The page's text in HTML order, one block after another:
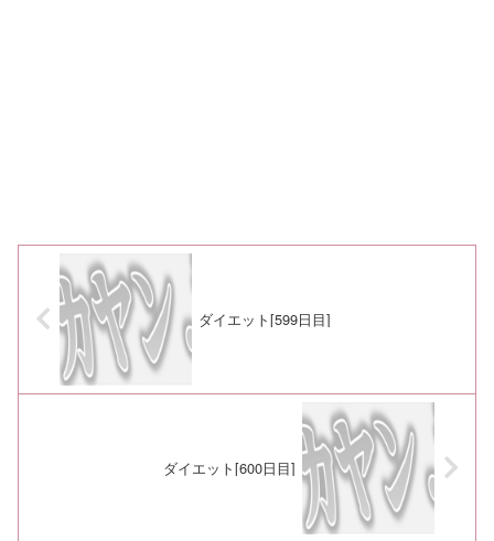
ダイエット[599日目]
ダイエット[600日目]